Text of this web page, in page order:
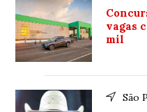
vagas
mil
São